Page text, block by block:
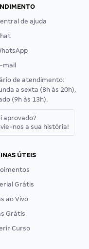
de ajuda
mail
de atendimento:
a sexta (8h às 20h),
(9h às 13h).
aprovado?
nos a sua história!
ÚTEIS
Grátis
ao Vivo
Grátis
Curso